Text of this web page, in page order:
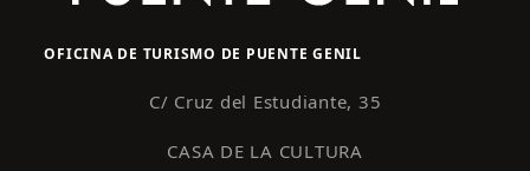
OFICINA DE TURISMO DE PUENTE GENIL
C/ Cruz del Estudiante, 35
CASA DE LA CULTURA